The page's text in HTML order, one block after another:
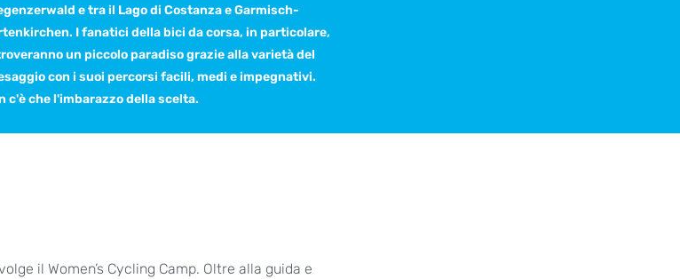
e tra il Lago di Costanza e Garmisch-
I fanatici della bici da corsa, in particolare,
un piccolo paradiso grazie alla varietà del
con i suoi percorsi facili, medi e impegnativi.
c'è che l'imbarazzo della scelta.
il Women’s Cycling Camp. Oltre alla guida e